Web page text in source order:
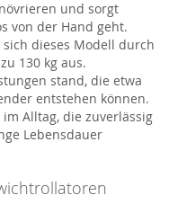
und sorgt
von der Hand geht.
dieses Modell durch
130 kg aus.
stand, die etwa
entstehen können.
Alltag, die zuverlässig
Lebensdauer